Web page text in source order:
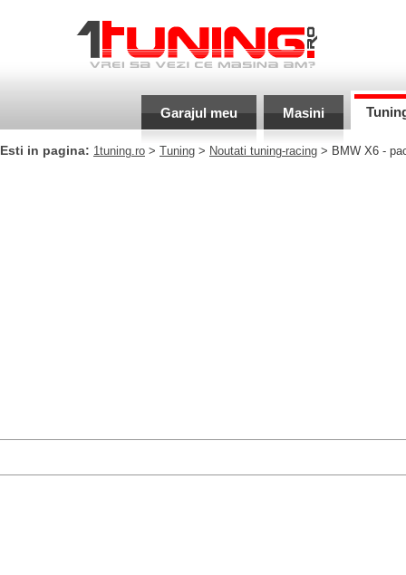
Garajul meu Masini
Esti in pagina: 1tuning.ro > Tuning > Noutati tuning-racing > BMW X6 -